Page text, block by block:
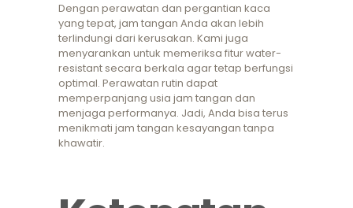
Dengan perawatan dan pergantian kaca
yang tepat, jam tangan Anda akan lebih
terlindungi dari kerusakan. Kami juga
menyarankan untuk memeriksa fitur water-
resistant secara berkala agar tetap berfungsi
optimal. Perawatan rutin dapat
memperpanjang usia jam tangan dan
menjaga performanya. Jadi, Anda bisa terus
menikmati jam tangan kesayangan tanpa
khawatir.